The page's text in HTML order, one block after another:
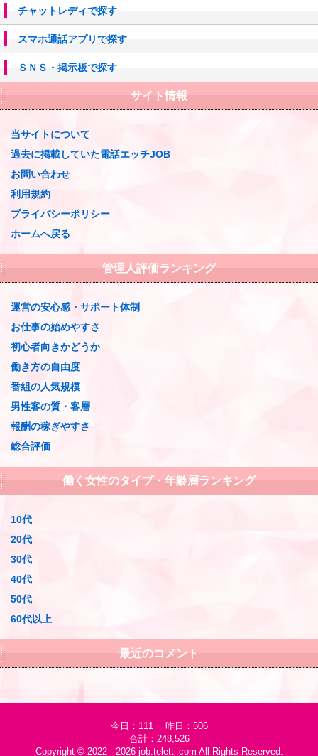
チャットレディで探す
スマホ通話アプリで探す
ＳＮＳ・掲示板で探す
サイト情報
当サイトについて
過去に掲載していた電話エッチJOB
お問い合わせ
利用規約
プライバシーポリシー
ホームへ戻る
管理人評価ランキング
運営の安心感・サポート体制
お仕事の始めやすさ
初心者向きかどうか
働き方の自由度
番組の人気規模
男性客の質・客層
報酬の稼ぎやすさ
総合評価
働く女性のタイプ・年齢層ランキング
10代
20代
30代
40代
50代
60代以上
最近のコメント
今日：111 昨日：506
合計：248,526
Copyright © 2022 - 2026 job.teletti.com All Rights Reserved.